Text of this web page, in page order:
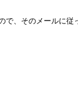
、そのメールに従